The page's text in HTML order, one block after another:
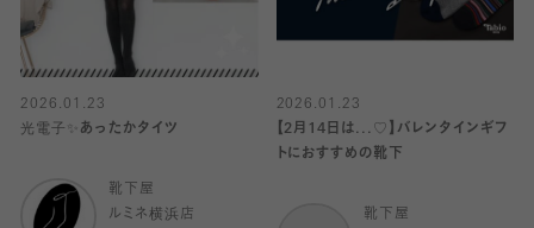
2026.01.23
光電子✨あったかタイツ
靴下屋
ルミネ横浜店
2026.01.23
【2月14日は...♡】バレンタインギフ
トにおすすめの靴下
靴下屋